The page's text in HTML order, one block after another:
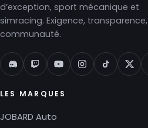
d’exception, sport mécanique et
simracing. Exigence, transparence,
communauté.
LES MARQUES
JOBARD Auto